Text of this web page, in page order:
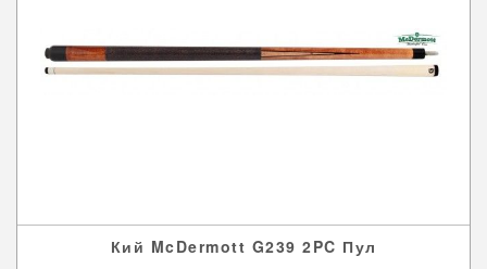
Кий McDermott G239 2PC Пул